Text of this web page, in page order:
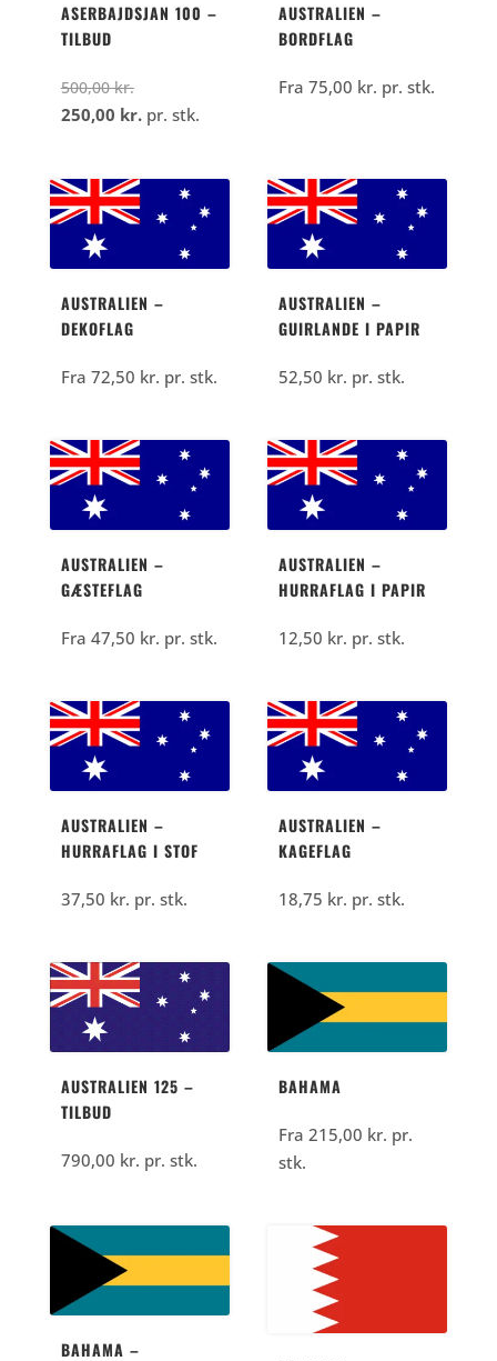
ASERBAJDSJAN 100 –
TILBUD
500,00kr.Den
oprindelige
500,00
kr..
250,00 kr.Den
er:
250,00
pr. stk.
AUSTRALIEN –
BORDFLAG
Fra75,00 kr. pr. stk.
AUSTRALIEN –
DEKOFLAG
Fra 72,50 kr. pr. stk.
AUSTRALIEN –
GUIRLANDE I PAPIR
52,50 kr. pr. stk.
AUSTRALIEN –
GÆSTEFLAG
Fra 47,50 kr. pr. stk.
AUSTRALIEN –
HURRAFLAG I PAPIR
12,50 kr. pr. stk.
AUSTRALIEN –
HURRAFLAG I STOF
37,50 kr. pr. stk.
AUSTRALIEN –
KAGEFLAG
18,75 kr. pr. stk.
AUSTRALIEN 125 –
TILBUD
790,00 kr. pr. stk.
BAHAMA
Fra 215,00 kr. pr.
stk.
BAHAMA –